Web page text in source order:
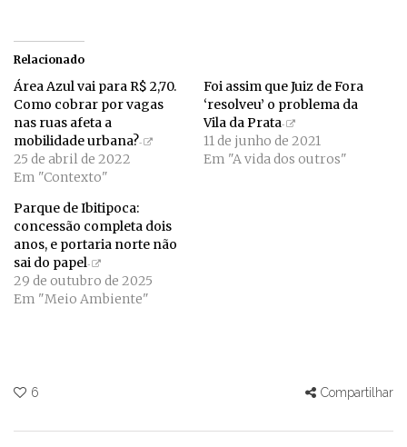
Relacionado
Área Azul vai para R$ 2,70.
Como cobrar por vagas
nas ruas afeta a
mobilidade urbana?
25 de abril de 2022
Em "Contexto"
Foi assim que Juiz de Fora
‘resolveu’ o problema da
Vila da Prata
11 de junho de 2021
Em "A vida dos outros"
Parque de Ibitipoca:
concessão completa dois
anos, e portaria norte não
sai do papel
29 de outubro de 2025
Em "Meio Ambiente"
6 Compartilhar